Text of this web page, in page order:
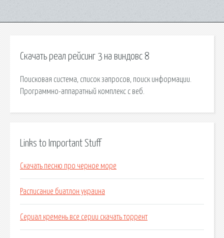
Скачать реал рейсинг 3 на виндовс 8
Поисковая сиcтема, список запросов, поиск информации.
Программно-аппаратный комплекс с веб.
Links to Important Stuff
Скачать песню про черное море
Расписание биатлон украина
Сериал кремень все серии скачать торрент